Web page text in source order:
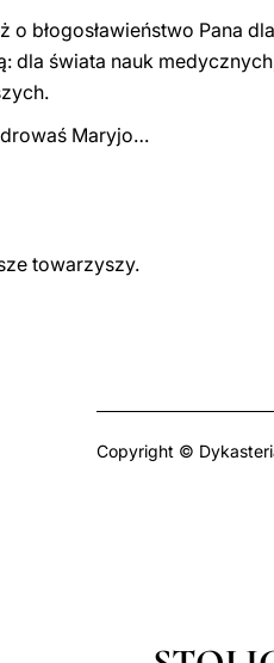
o błogosławieństwo Pana
dla świata nauk
Maryjo…
towarzyszy.
Copyright ©